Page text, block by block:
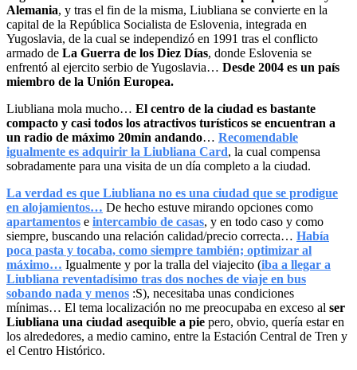
Alemania, y tras el fin de la misma, Liubliana se convierte en la
capital de la República Socialista de Eslovenia, integrada en
Yugoslavia, de la cual se independizó en 1991 tras el conflicto
armado de La Guerra de los Diez Días, donde Eslovenia se
enfrentó al ejercito serbio de Yugoslavia… Desde 2004 es un país
miembro de la Unión Europea.
Liubliana mola mucho… El centro de la ciudad es bastante
compacto y casi todos los atractivos turísticos se encuentran a
un radio de máximo 20min andando… Recomendable
igualmente es adquirir la Liubliana Card, la cual compensa
sobradamente para una visita de un día completo a la ciudad.
La verdad es que Liubliana no es una ciudad que se prodigue
en alojamientos… De hecho estuve mirando opciones como
apartamentos e intercambio de casas, y en todo caso y como
siempre, buscando una relación calidad/precio correcta… Había
poca pasta y tocaba, como siempre también; optimizar al
máximo… Igualmente y por la tralla del viajecito (iba a llegar a
Liubliana reventadísimo tras dos noches de viaje en bus
sobando nada y menos :S), necesitaba unas condiciones
mínimas… El tema localización no me preocupaba en exceso al ser
Liubliana una ciudad asequible a pie pero, obvio, quería estar en
los alrededores, a medio camino, entre la Estación Central de Tren y
el Centro Histórico.